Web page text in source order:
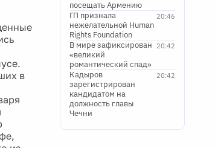
в
посещать Армению
20:46
ГП признала
нежелательной Human
Rights Foundation
20:42
В мире зафиксирован
«великий
романтический спад»
20:42
Кадыров
зарегистрирован
кандидатом на
должность главы
Чечни